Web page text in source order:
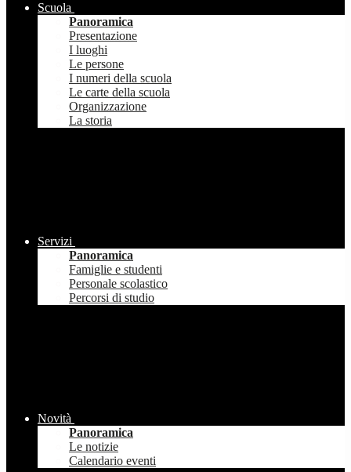
Scuola
Panoramica
Presentazione
I luoghi
Le persone
I numeri della scuola
Le carte della scuola
Organizzazione
La storia
Servizi
Panoramica
Famiglie e studenti
Personale scolastico
Percorsi di studio
Novità
Panoramica
Le notizie
Calendario eventi